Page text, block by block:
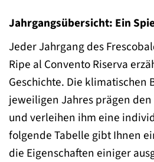
Jahrgangsübersicht: Ein
Jeder Jahrgang des
Ripe al Convento Riserva
Geschichte. Die klimatischen
jeweiligen Jahres prägen
und verleihen ihm eine
folgende Tabelle gibt Ihnen
die Eigenschaften einiger